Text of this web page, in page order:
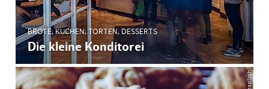
BROTE, KUCHEN, TORTEN, DESSERTS
Die kleine Konditorei